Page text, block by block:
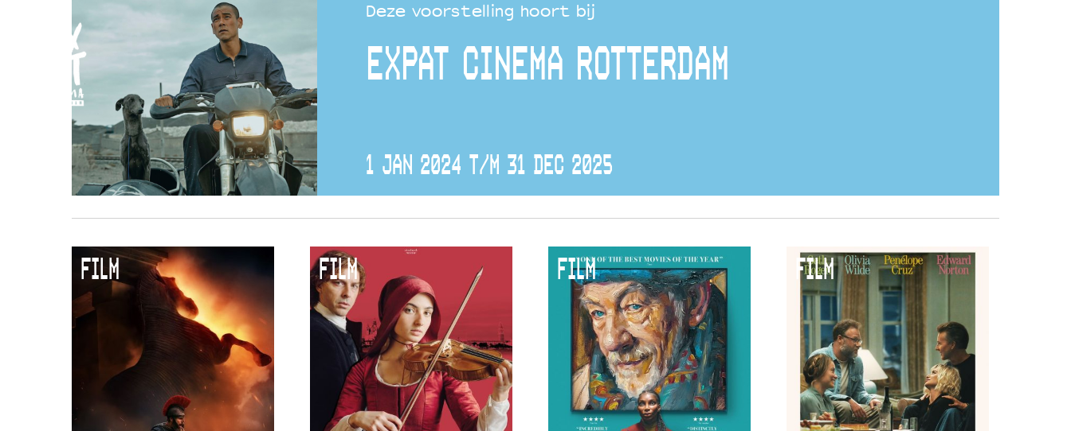
Deze voorstelling hoort bij
EXPAT CINEMA ROTTERDAM
1 JAN 2024 T/M 31 DEC 2025
FILM FILM FILM FILM